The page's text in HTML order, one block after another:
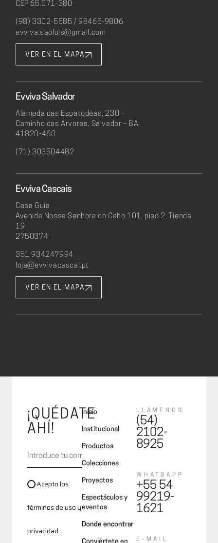
CEP 65.071-380
(98) 3302-5585 / 98465-9806
evviva.saoluis@gmail.com
VER EN EL MAPA
Evviva Salvador
Alameda das Espatódeas, 230 –
Caminho das Árvores, Salvador – BA,
41820-460
(71) 303504482
Evviva Cascais
Casa Guía
Avenida Nossa Senhora do Cabo 101, piso 2, Tienda
19
2750374
351 934247994
loja@evvivacascai.pt
VER EN EL MAPA
¡QUÉDATE
AHÍ!
Acepto los
términos de uso y
privacidad.
Inicio
Institucional
Productos
Colecciones
Proyectos
Espectáculos y
eventos
Donde encontrar
LLÁMENOS
(54)
2102-
8925
WHATSAPP
+55 54
99219-
1621
E-MAIL